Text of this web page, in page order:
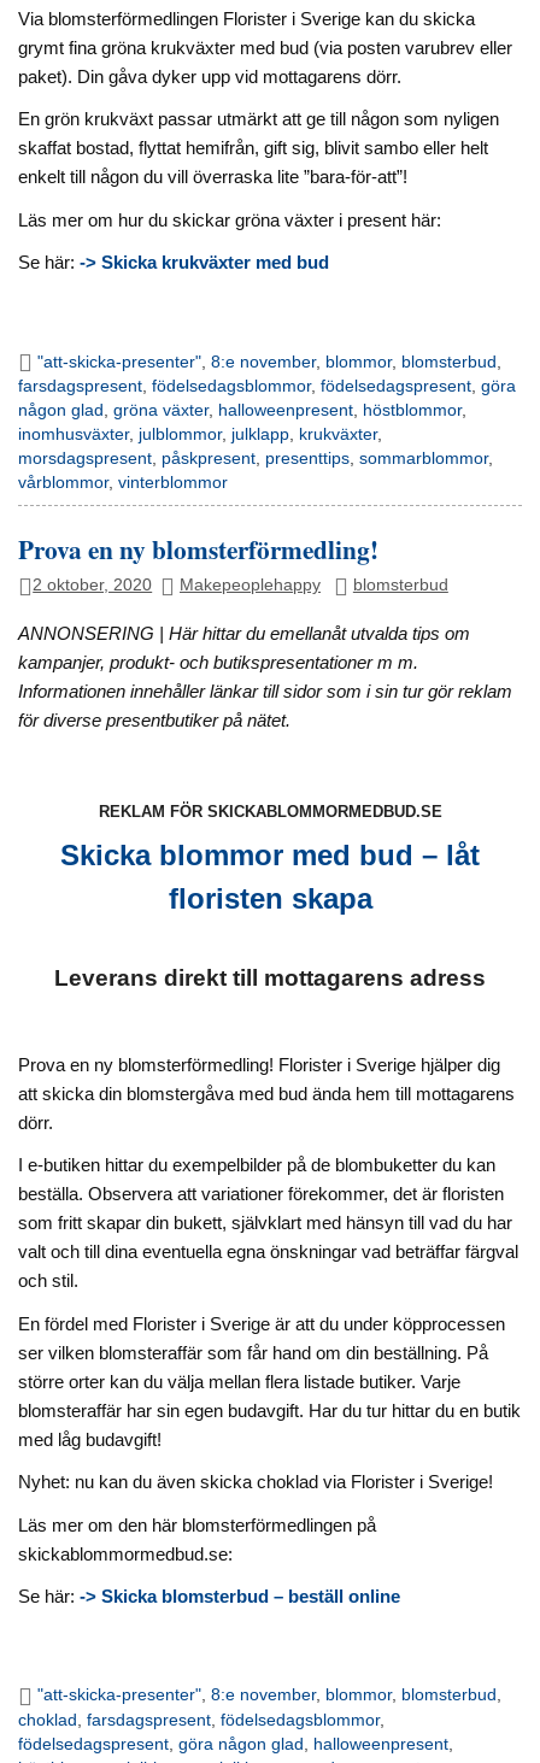
Via blomsterförmedlingen Florister i Sverige kan du skicka
grymt fina gröna krukväxter med bud (via posten varubrev eller
paket). Din gåva dyker upp vid mottagarens dörr.
En grön krukväxt passar utmärkt att ge till någon som nyligen
skaffat bostad, flyttat hemifrån, gift sig, blivit sambo eller helt
enkelt till någon du vill överraska lite ”bara-för-att”!
Läs mer om hur du skickar gröna växter i present här:
Se här:-> Skicka krukväxter med bud
"att-skicka-presenter" ,8:e november, blommor, blomsterbud
farsdagspresent ,födelsedagsblommor,födelsedagspresent ,göra
någon glad
,gröna växter, halloweenpresent höstblommor,
inomhusväxter, julblommor, julklapp krukväxter,
morsdagspresent påskpresent presenttips ,sommarblommor,
vårblommor,vinterblommor
Prova en ny blomsterförmedling!
2 oktober, 2020 Makepeoplehappy blomsterbud
ANNONSERING | Här hittar du emellanåt utvalda tips om
kampanjer, produkt- och butikspresentationer m m.
Informationen innehåller länkar till sidor som i sin tur gör reklam
för diverse presentbutiker på nätet.
REKLAM FÖR SKICKABLOMMORMEDBUD.SE
Skicka blommor med bud – låt
floristen skapa
Leverans direkt till mottagarens adress
Prova en ny blomsterförmedling! Florister i Sverige hjälper dig
att skicka din blomstergåva med bud ända hem till mottagarens
dörr.
I e-butiken hittar du exempelbilder på de blombuketter du kan
beställa. Observera att variationer förekommer, det är floristen
som fritt skapar din bukett, självklart med hänsyn till vad du har
valt och till dina eventuella egna önskningar vad beträffar färgval
och stil.
En fördel med Florister i Sverige är att du under köpprocessen
ser vilken blomsteraffär som får hand om din beställning. På
större orter kan du välja mellan flera listade butiker. Varje
blomsteraffär har sin egen budavgift. Har du tur hittar du en butik
med låg budavgift!
Nyhet: nu kan du även skicka choklad via Florister i Sverige!
Läs mer om den här blomsterförmedlingen på
skickablommormedbud.se:
Se här:-> Skicka blomsterbud – beställ online
"att-skicka-presenter",8:e november, blommor, blomsterbud ,
choklad
,farsdagspresent ,födelsedagsblommor,
födelsedagspresent ,göra någon glad halloweenpresent